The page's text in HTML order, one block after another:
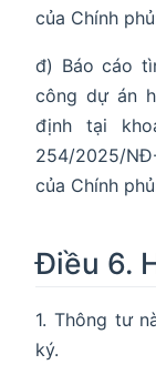
của Chính
đ) Báo cáo
công dự án
định tại
254/2025/
của Chính
Điều 6.
1. Thông tư
ký.